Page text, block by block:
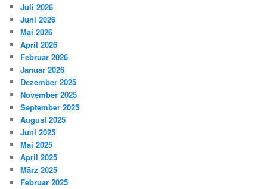
Juli 2026
Juni 2026
Mai 2026
April 2026
Februar 2026
Januar 2026
Dezember 2025
November 2025
September 2025
August 2025
Juni 2025
Mai 2025
April 2025
März 2025
Februar 2025